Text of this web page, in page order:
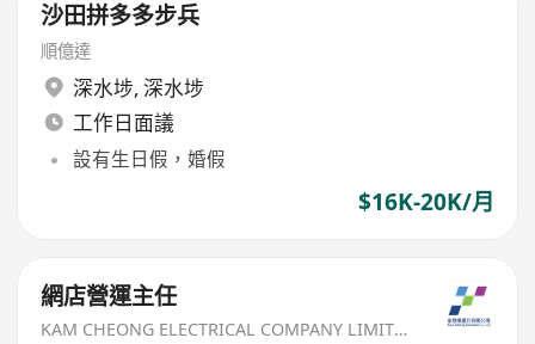
沙田拼多多步兵
順億達
深水埗, 深水埗
工作日面議
設有生日假，婚假
$16K-20K/月
網店營運主任
KAM CHEONG ELECTRICAL COMPANY LIMITED